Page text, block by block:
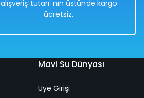
alışveriş tutarı’ nın üstünde kargo
ücretsiz.
Mavi Su Dünyası
Üye Girişi